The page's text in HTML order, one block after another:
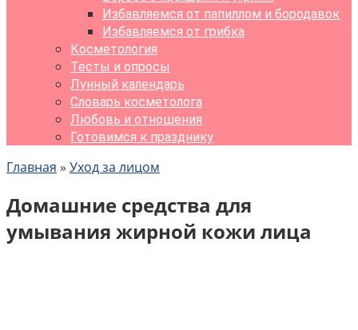
Избавляемся от папиллом и бородавок
Избавляемся от грибка
Косметология
Тесты и опросы
Лунный календарь
Словарь косметолога
Любовь и отношения
Готовимся к празднику
Главная » Уход за лицом
Домашние средства для
умывания жирной кожи лица